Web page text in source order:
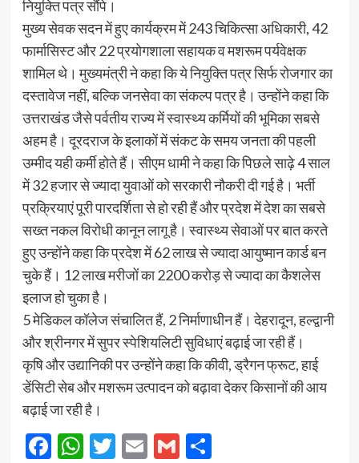
नियुक्ति पत्र सौंपे।
मुख्य सेवक सदन में हुए कार्यक्रम में 243 चिकित्सा अधिकारी, 42
फार्मासिस्ट और 22 प्रयोगशाला सहायक व मशरूम पर्यवेक्षक
शामिल थे। मुख्यमंत्री ने कहा कि ये नियुक्ति पत्र सिर्फ रोजगार का
दस्तावेज नहीं, बल्कि जनसेवा का संकल्प पत्र है। उन्होंने कहा कि
उत्तराखंड जैसे पर्वतीय राज्य में स्वास्थ्य कर्मियों की भूमिका सबसे
अहम है। दूरदराज के इलाकों में संकट के समय जनता की पहली
उम्मीद यही कर्मी होते हैं। सीएम धामी ने कहा कि पिछले साढ़े 4 साल
में 32 हजार से ज्यादा युवाओं को सरकारी नौकरी दी गई है। भर्ती
प्रक्रियाएं पूरी पारदर्शिता से हो रही हैं और प्रदेश में देश का सबसे
सख्त नकल विरोधी कानून लागू है। स्वास्थ्य सेवाओं पर बात करते
हुए उन्होंने कहा कि प्रदेश में 62 लाख से ज्यादा आयुष्मान कार्ड बन
चुके हैं। 12 लाख मरीजों का 2200 करोड़ से ज्यादा का कैशलेस
इलाज हो चुका है।
5 मेडिकल कॉलेज संचालित हैं, 2 निर्माणाधीन हैं। देहरादून, हल्द्वानी
और श्रीनगर में सुपर स्पेशियलिटी सुविधाएं बढ़ाई जा रही हैं।
कृषि और उद्यानिकी पर उन्होंने कहा कि कीवी, ड्रैगन फ्रूट, हाई
डेंसिटी सेब और मशरूम उत्पादन को बढ़ावा देकर किसानों की आय
बढ़ाई जा रही है।
Facebook
WhatsApp
Twitter
EmailGmailShare